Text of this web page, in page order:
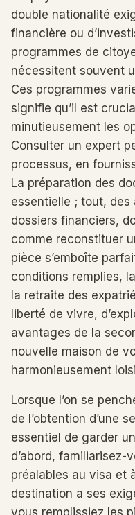
double nationalité
financière ou
programmes de
nécessitent souvent
Ces programmes
signifie qu’il est
minutieusement les
Consulter un expert
processus, en
La préparation des
essentielle ; tout,
dossiers financiers,
comme reconstituer
pièce s’emboîte
conditions remplies,
la retraite des
liberté de vivre,
avantages de la
nouvelle maison de
harmonieusement
Lorsque l’on se
de l’obtention d’une
essentiel de garder
d’abord,
préalables au visa et
destination a ses
vous remplissiez les